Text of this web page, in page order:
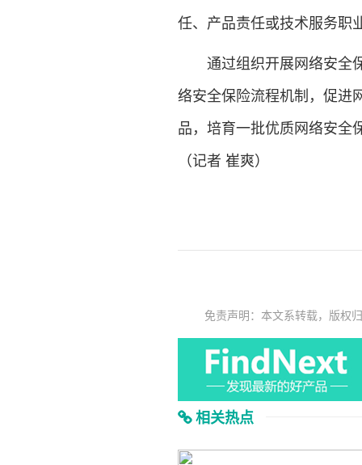
任、产品责任或技术服务职
通过组织开展网络安全保
络安全保险流程机制，促进
品，培育一批优质网络安全
（记者 崔爽）
免责声明：本文系转载，版权
相关热点